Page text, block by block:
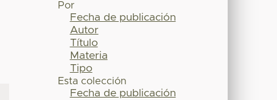
Por
Fecha de publicación
Autor
Título
Materia
Tipo
Esta colección
Fecha de publicación